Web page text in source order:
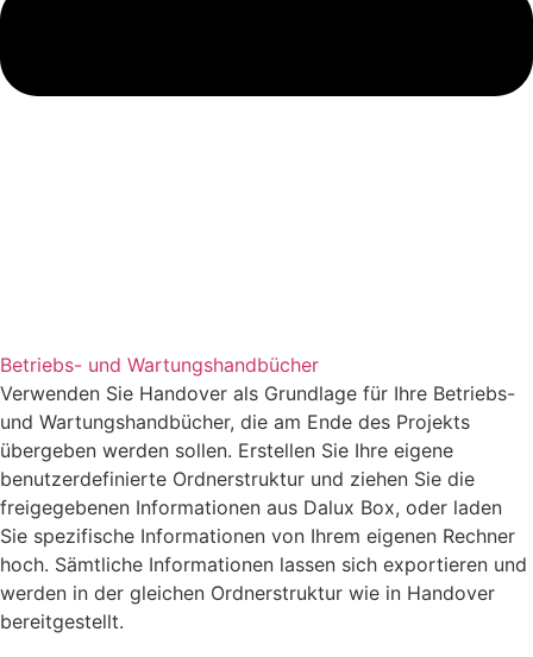
Betriebs- und Wartungshandbücher
Verwenden Sie Handover als Grundlage für Ihre Betriebs-
und Wartungshandbücher, die am Ende des Projekts
übergeben werden sollen. Erstellen Sie Ihre eigene
benutzerdefinierte Ordnerstruktur und ziehen Sie die
freigegebenen Informationen aus Dalux Box, oder laden
Sie spezifische Informationen von Ihrem eigenen Rechner
hoch. Sämtliche Informationen lassen sich exportieren und
werden in der gleichen Ordnerstruktur wie in Handover
bereitgestellt.